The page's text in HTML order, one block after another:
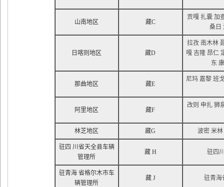
山南地区 藏C
贡嘎 扎囊 加
桑日
日喀则地区 藏D
拉孜 南木林
嘎 吉隆 昂仁
东
那曲地区 藏E
尼玛 嘉黎 班
阿里地区 藏F
改则 申扎 狮
林芝地区 藏G 波密 米
驻四 川省天全县车辆
管理所
藏 H 驻四
驻青海 省格尔木市车
辆管理所
藏 J 驻青海